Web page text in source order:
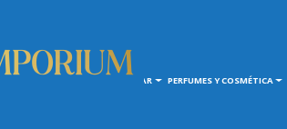
HOGAR PERFUMES Y COSMÉTICA